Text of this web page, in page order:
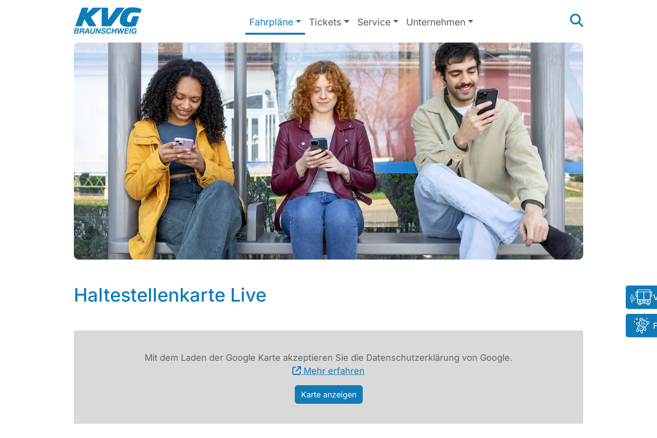
Fahrpläne Tickets Service Unternehmen
Haltestellenkarte Live
Mit dem Laden der Google Karte akzeptieren Sie die Datenschutzerklärung von Google.
Mehr erfahren
Karte anzeigen